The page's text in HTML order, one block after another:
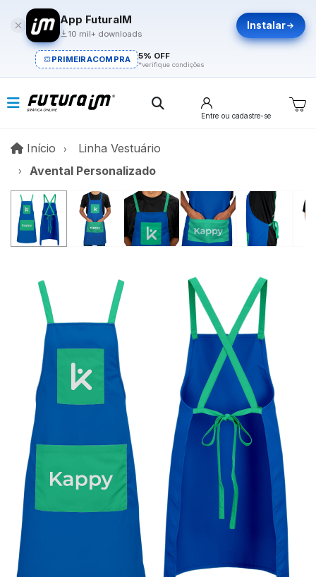
App FuturaIM
10 mil+ downloads
Instalar
PRIMEIRACOMPRA 5% OFF
*verifique condições
Entre ou cadastre-se
Início InícioLinha Vestuário
Avental Personalizado